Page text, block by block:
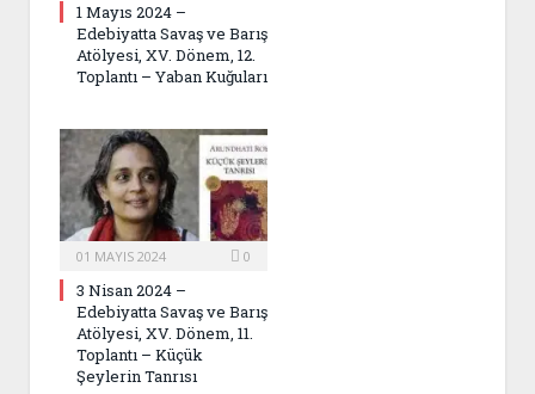
1 Mayıs 2024 –
Edebiyatta Savaş ve Barış
Atölyesi, XV. Dönem, 12.
Toplantı – Yaban Kuğuları
01 MAYIS 2024 0
3 Nisan 2024 –
Edebiyatta Savaş ve Barış
Atölyesi, XV. Dönem, 11.
Toplantı – Küçük
Şeylerin Tanrısı